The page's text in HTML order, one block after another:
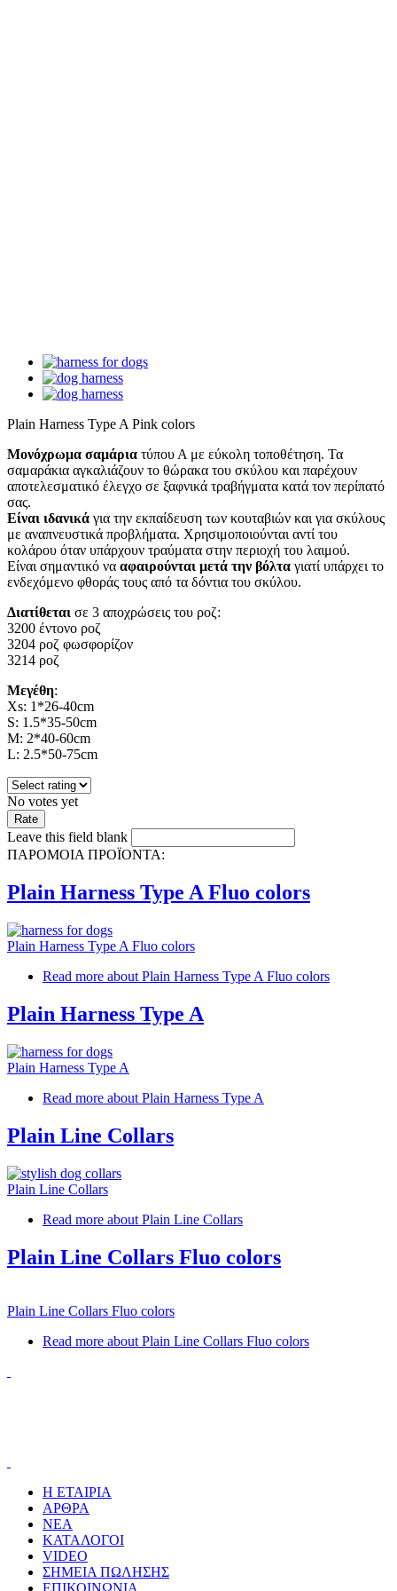
Plain Harness Type A Pink colors
Μονόχρωμα σαμάρια τύπου Α με εύκολη τοποθέτηση. Τα
σαμαράκια αγκαλιάζουν το θώρακα του σκύλου και παρέχουν
αποτελεσματικό έλεγχο σε ξαφνικά τραβήγματα κατά τον περίπατό
σας.
Είναι ιδανικά για την εκπαίδευση των κουταβιών και για σκύλους
με αναπνευστικά προβλήματα. Xρησιμοποιούνται αντί του
κολάρου όταν υπάρχουν τραύματα στην περιοχή του λαιμού.
Είναι σημαντικό να αφαιρούνται μετά την βόλτα γιατί υπάρχει το
ενδεχόμενο φθοράς τους από τα δόντια του σκύλου.
Διατίθεται σε 3 αποχρώσεις του ροζ:
3200 έντονο ροζ
3204 ροζ φωσφορίζον
3214 ροζ
Μεγέθη:
Xs: 1*26-40cm
S: 1.5*35-50cm
M: 2*40-60cm
L: 2.5*50-75cm
No votes yet
Leave this field blank
ΠΑΡΟΜΟΙΑ ΠΡΟΪΟΝΤΑ:
Plain Harness Type A Fluo colors
Plain Harness Type A Fluo colors
Read more about Plain Harness Type A Fluo colors
Plain Harness Type A
Plain Harness Type A
Read more about Plain Harness Type A
Plain Line Collars
Plain Line Collars
Read more about Plain Line Collars
Plain Line Collars Fluo colors
Plain Line Collars Fluo colors
Read more about Plain Line Collars Fluo colors
Η ΕΤΑΙΡΙΑ
ΑΡΘΡΑ
ΝΕΑ
ΚΑΤΑΛΟΓΟΙ
VIDEO
ΣΗΜΕΙΑ ΠΩΛΗΣΗΣ
ΕΠΙΚΟΙΝΩΝΙΑ